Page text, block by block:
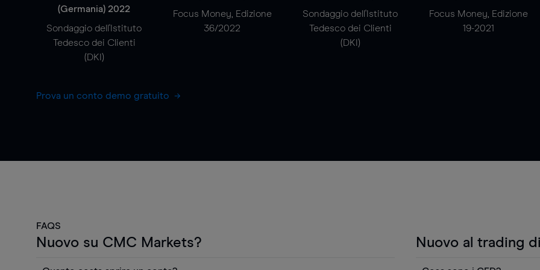
(Germania) 2022
Sondaggio dell'Istituto
Tedesco dei Clienti
(DKI)
Focus Money, Edizione
36/2022
Sondaggio dell'Istituto
Tedesco dei Clienti
(DKI)
Focus Money, Edizione
19-2021
Prova un conto demo gratuito
FAQS
Nuovo su CMC Markets? Nuovo al trading